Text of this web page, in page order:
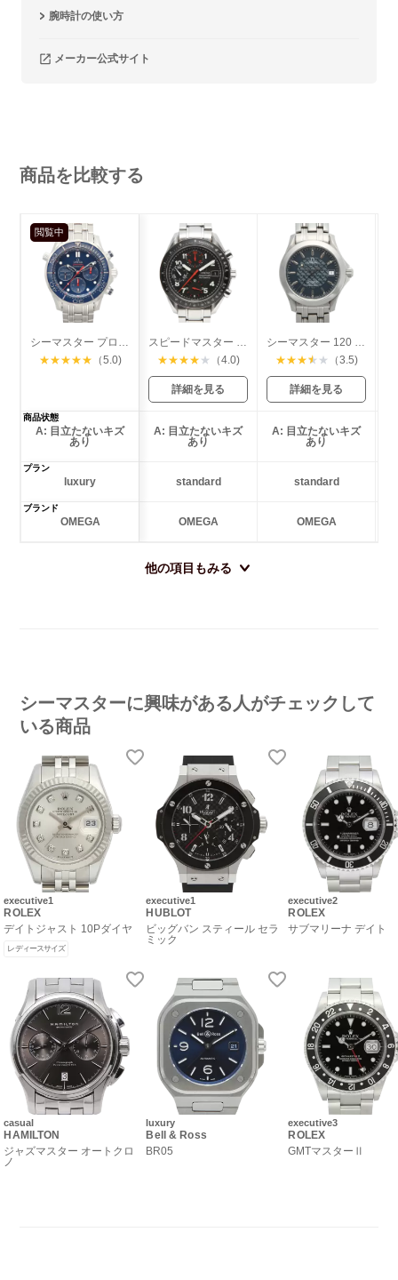
腕時計の使い方
メーカー公式サイト
商品を比較する
閲覧中
シーマスター プロダイバー300 クロノグラフ
★★★★★ （5.0)
スピードマスター マーク40 デイト
★★★★ ★ （4.0)
詳細を見る
シーマスター 120 ジャックマイヨールモデル
★★★★ ★ （3.5)
詳細を見る
商品状態
A: 目立たないキズ
あり
A: 目立たないキズ
あり
A: 目立たないキズ
あり
プラン
luxury standard standard
ブランド
OMEGA OMEGA OMEGA
他の項目もみる
シーマスターに興味がある人がチェックして
いる商品
executive1
ROLEX
デイトジャスト 10Pダイヤ
レディースサイズ
casual
HAMILTON
ジャズマスター オートクロ
ノ
executive1
HUBLOT
ビッグバン スティール セラ
ミック
luxury
Bell & Ross
BR05
executive2
ROLEX
サブマリーナ デイト
executive3
ROLEX
GMTマスターⅡ